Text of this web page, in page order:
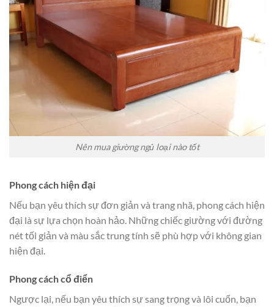
Nên mua giường ngủ loại nào tốt
Phong cách hiện đại
Nếu bạn yêu thích sự đơn giản và trang nhã, phong cách hiện
đại là sự lựa chọn hoàn hảo. Những chiếc giường với đường
nét tối giản và màu sắc trung tính sẽ phù hợp với không gian
hiện đại.
Phong cách cổ điển
Ngược lại, nếu bạn yêu thích sự sang trọng và lôi cuốn, bạn